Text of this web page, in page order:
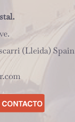
(Lleida) Spain